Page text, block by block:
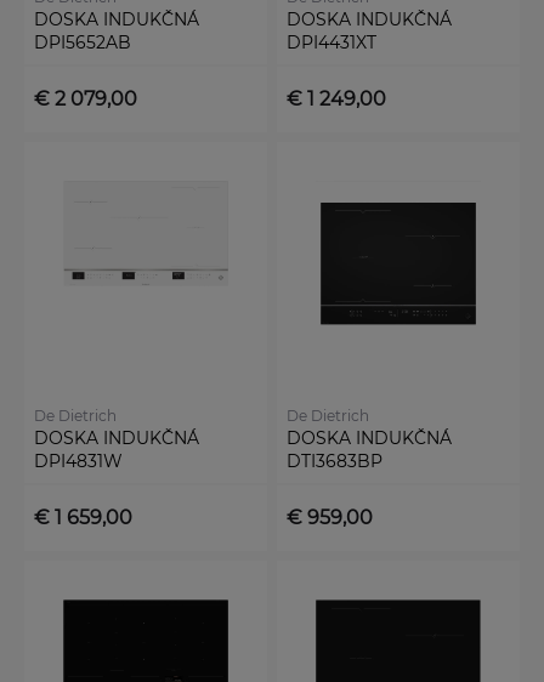
DOSKA INDUKČNÁ
DPI5652AB
€ 2 079,00
DOSKA INDUKČNÁ
DPI4431XT
€ 1 249,00
De Dietrich
DOSKA INDUKČNÁ
DPI4831W
€ 1 659,00
De Dietrich
DOSKA INDUKČNÁ
DTI3683BP
€ 959,00